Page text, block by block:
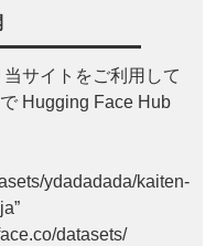
サイトをご利用して
Hugging Face Hub
ydadadada/kaiten-
datasets/